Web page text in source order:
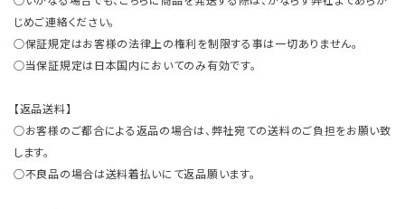
じめご連絡ください。
○保証規定はお客様の法律上の権利を制限する事は一切ありません。
○当保証規定は日本国内においてのみ有効です。
【返品送料】
○お客様のご都合による返品の場合は、弊社宛ての送料のご負担をお願い致
します。
○不良品の場合は送料着払いにて返品願います。